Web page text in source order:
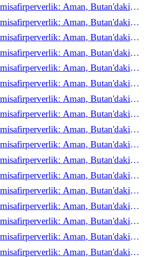
Aman, Butan'daki
yeniden keşfediyorAman, Butan'daki
yeniden keşfediyorAman, Butan'daki
yeniden keşfediyorAman, Butan'daki
yeniden keşfediyorAman, Butan'daki
yeniden keşfediyorAman, Butan'daki
yeniden keşfediyorAman, Butan'daki
yeniden keşfediyorAman, Butan'daki
yeniden keşfediyorAman, Butan'daki
yeniden keşfediyorAman, Butan'daki
yeniden keşfediyorAman, Butan'daki
yeniden keşfediyorAman, Butan'daki
yeniden keşfediyorAman, Butan'daki
yeniden keşfediyorAman, Butan'daki
yeniden keşfediyorAman, Butan'daki
yeniden keşfediyorAman, Butan'daki
yeniden keşfediyorAman, Butan'daki